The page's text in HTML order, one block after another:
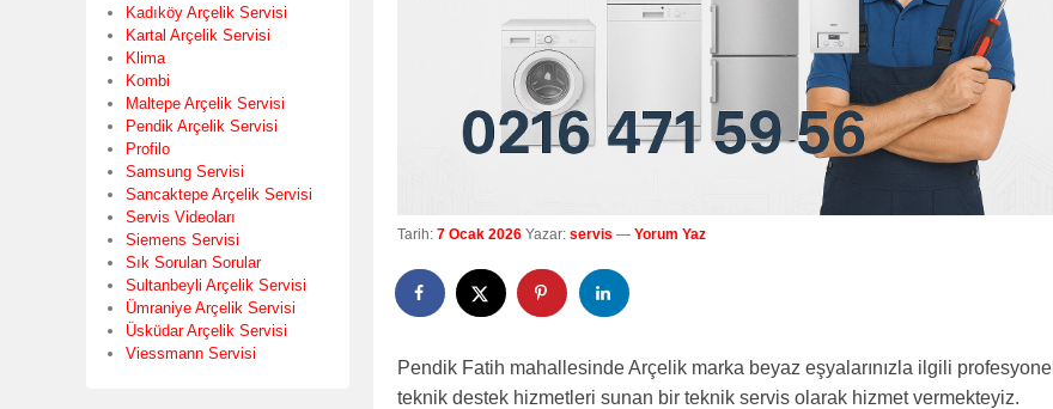
Tarih: 7 Ocak 2026 Yazar: servis — Yorum Yaz
Pendik Fatih mahallesinde Arçelik marka beyaz eşyalarınızla ilgili profesyonel
teknik destek hizmetleri sunan bir teknik servis olarak hizmet vermekteyiz.
Kadıköy Arçelik Servisi
Kartal Arçelik Servisi
Klima
Kombi
Maltepe Arçelik Servisi
Pendik Arçelik Servisi
Profilo
Samsung Servisi
Sancaktepe Arçelik Servisi
Servis Videoları
Siemens Servisi
Sık Sorulan Sorular
Sultanbeyli Arçelik Servisi
Ümraniye Arçelik Servisi
Üsküdar Arçelik Servisi
Viessmann Servisi